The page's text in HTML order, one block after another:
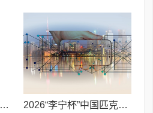
85.8%的负债率，蓝耘科技"小巨人"复核明年恐摘帽 2026“李宁杯”中国匹克球巡回赛青少年赛-河南鹤壁站圆满落幕